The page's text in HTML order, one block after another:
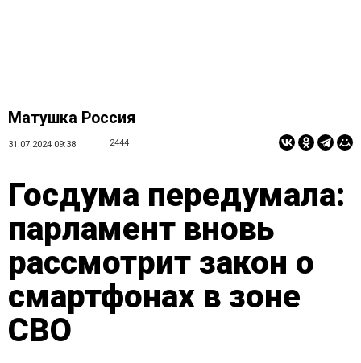
Матушка Россия
31.07.2024 09:38 2444
Госдума передумала:
парламент вновь
рассмотрит закон о
смартфонах в зоне
СВО